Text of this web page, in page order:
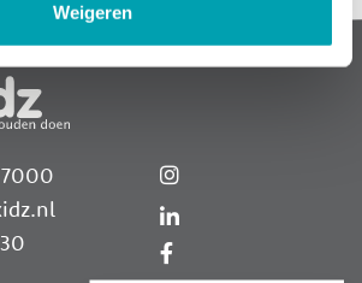
Weigeren